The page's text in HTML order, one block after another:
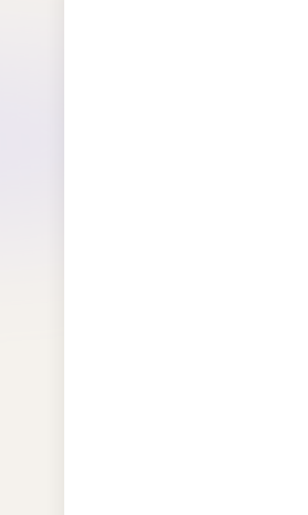
Comfort Lab
on your
】